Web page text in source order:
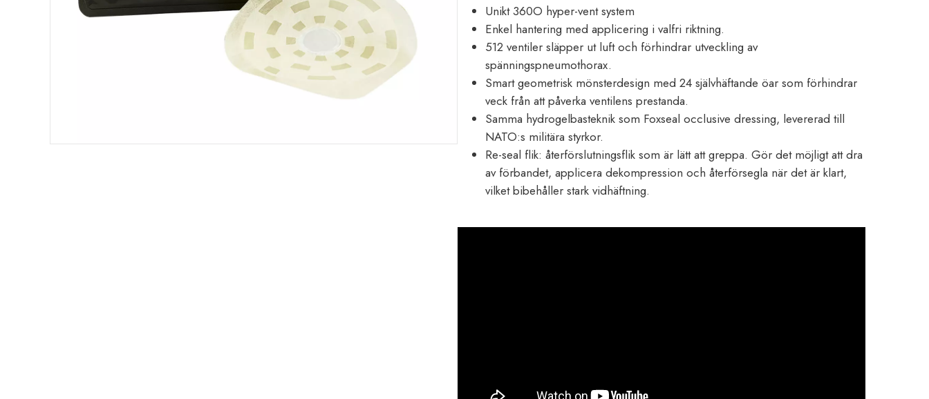
Unikt 360O hyper-vent system
Enkel hantering med applicering i valfri riktning.
512 ventiler släpper ut luft och förhindrar utveckling av
spänningspneumothorax.
Smart geometrisk mönsterdesign med 24 självhäftande öar som förhindrar
veck från att påverka ventilens prestanda.
Samma hydrogelbasteknik som Foxseal occlusive dressing, levererad till
NATO:s militära styrkor.
Re-seal flik: återförslutningsflik som är lätt att greppa. Gör det möjligt att dra
av förbandet, applicera dekompression och återförsegla när det är klart,
vilket bibehåller stark vidhäftning.